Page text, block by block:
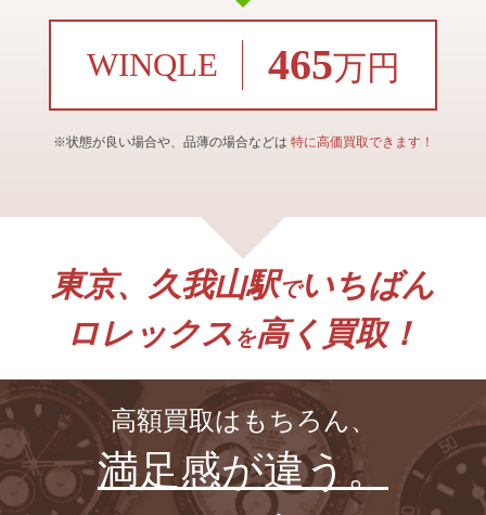
WINQLE 465万円
※状態が良い場合や、品薄の場合などは 特に高価買取できます！
東京、久我山駅でいちばん
ロレックス を高く買取！
高額買取はもちろん、
満足感が違う。